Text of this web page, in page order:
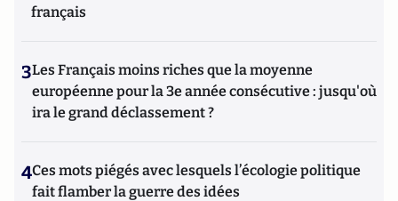
français
3Les Français moins riches que la moyenne
européenne pour la 3e année consécutive : jusqu'où
ira le grand déclassement ?
4Ces mots piégés avec lesquels l’écologie politique
fait flamber la guerre des idées